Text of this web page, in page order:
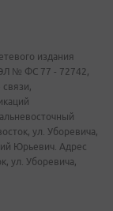
издания
ЭЛ № ФС 77 - 72742,
ул. Уборевича,
Юрьевич. Адрес
ул. Уборевича,